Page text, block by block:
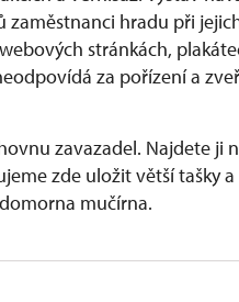
zaměstnanci hradu při
stránkách,
za pořízení a
zavazadel. Najdete
zde uložit větší tašky
mučírna.